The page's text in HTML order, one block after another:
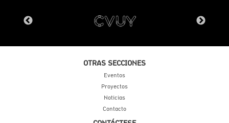
OTRAS SECCIONES
Eventos
Proyectos
Noticias
Contacto